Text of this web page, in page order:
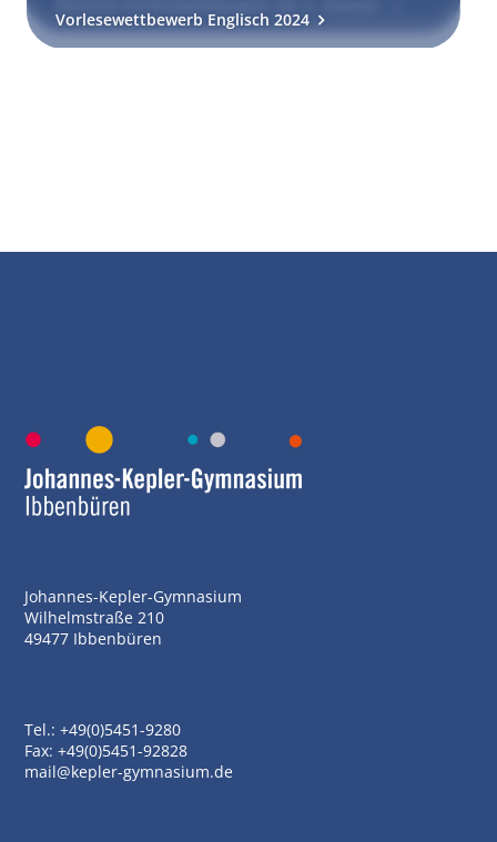
Vorlesewettbewerb Englisch 2024
Johannes-Kepler-Gymnasium
Wilhelmstraße 210
49477 Ibbenbüren
Tel.: +49(0)5451-9280
Fax: +49(0)5451-92828
mail@kepler-gymnasium.de